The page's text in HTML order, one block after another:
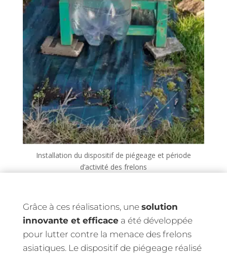
Installation du dispositif de piégeage et période
d’activité des frelons
Grâce à ces réalisations, une solution
innovante et efficacea été développée
pour lutter contre la menace des frelons
asiatiques. Le dispositif de piégeage réalisé